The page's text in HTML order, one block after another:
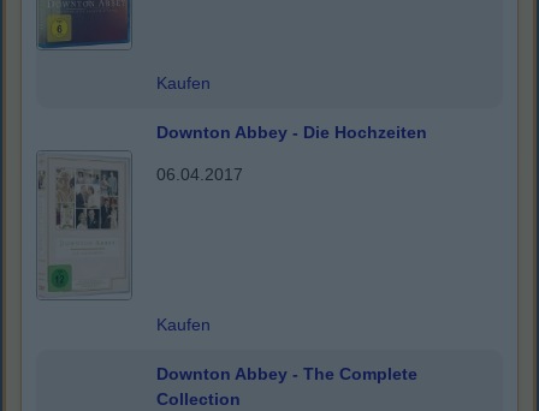
Kaufen
Downton Abbey - Die Hochzeiten
06.04.2017
Kaufen
Downton Abbey - The Complete
Collection